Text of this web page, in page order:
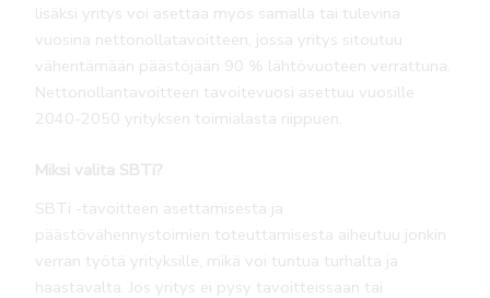
lisäksi yritys voi asettaa myös samalla tai tulevina
vuosina nettonollatavoitteen, jossa yritys sitoutuu
vähentämään päästöjään 90 % lähtövuoteen verrattuna.
Nettonollantavoitteen tavoitevuosi asettuu vuosille
2040-2050 yrityksen toimialasta riippuen.
Miksi valita SBTi?
SBTi -tavoitteen asettamisesta ja
päästövähennystoimien toteuttamisesta aiheutuu jonkin
verran työtä yrityksille, mikä voi tuntua turhalta ja
haastavalta. Jos yritys ei pysy tavoitteissaan tai